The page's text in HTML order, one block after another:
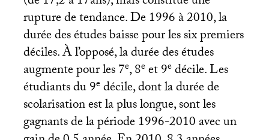
rupture de tendance. De 1996 à 2010, la
durée des études baisse pour les six premiers
déciles. À l’opposé, la durée des études
augmente pour les 7e, 8eet 9edécile. Les
étudiants du 9edécile, dont la durée de
scolarisation est la plus longue, sont les
gagnants de la période 1996-2010 avec un